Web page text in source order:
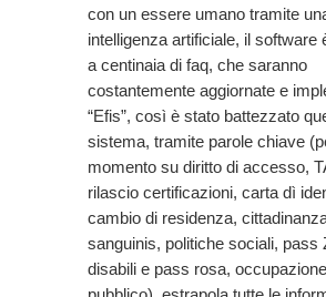
con un essere umano tramite
intelligenza artificiale, il software
a centinaia di faq, che saranno
costantemente aggiornate e
“Efis”, così è stato battezzato
sistema, tramite parole chiave
momento su diritto di accesso,
rilascio certificazioni, carta dì
cambio di residenza,
sanguinis, politiche sociali, pass
disabili e pass rosa,